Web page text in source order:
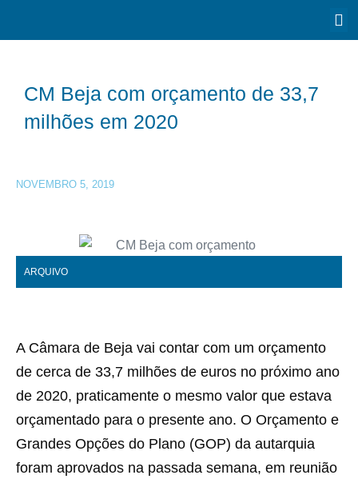
CM Beja com orçamento de 33,7
milhões em 2020
NOVEMBRO 5, 2019
ARQUIVO
A Câmara de Beja vai contar com um orçamento
de cerca de 33,7 milhões de euros no próximo ano
de 2020, praticamente o mesmo valor que estava
orçamentado para o presente ano. O Orçamento e
Grandes Opções do Plano (GOP) da autarquia
foram aprovados na passada semana, em reunião